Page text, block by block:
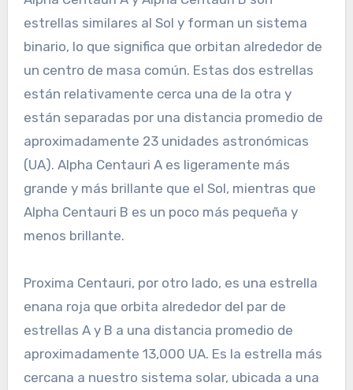
estrellas similares al Sol y forman un sistema
binario, lo que significa que orbitan alrededor de
un centro de masa común. Estas dos estrellas
están relativamente cerca una de la otra y
están separadas por una distancia promedio de
aproximadamente 23 unidades astronómicas
(UA). Alpha Centauri A es ligeramente más
grande y más brillante que el Sol, mientras que
Alpha Centauri B es un poco más pequeña y
menos brillante.
Proxima Centauri, por otro lado, es una estrella
enana roja que orbita alrededor del par de
estrellas A y B a una distancia promedio de
aproximadamente 13,000 UA. Es la estrella más
cercana a nuestro sistema solar, ubicada a una